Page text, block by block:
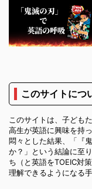
このサイトにつ
このサイトは、子ども
高生が英語に興味を持
悶々とした結果、「『
か？」という結論に至
ち（と英語をTOEIC対
理解できるようになる